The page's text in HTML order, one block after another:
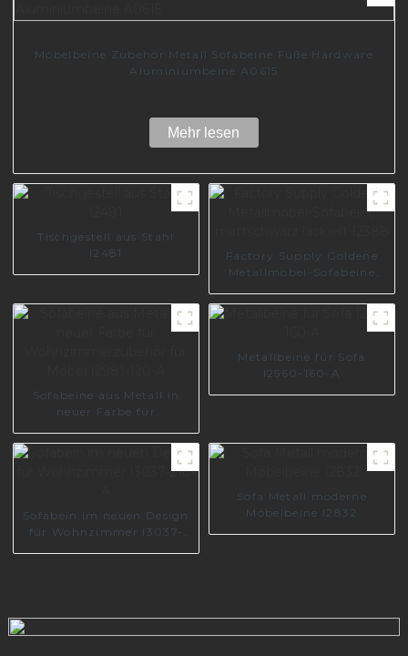
Möbelbeine Zubehör Metall Sofabeine Füße Hardware
Aluminiumbeine A0615
Mehr lesen
Tischgestell aus Stahl
I2481
Factory Supply Goldene
Metallmöbel-Sofabeine
I2388
Sofabeine aus Metall in
neuer Farbe für
Möbel I2981-120-A
Metallbeine für Sofa
I2560-160-A
Sofabein im neuen Design
für Wohnzimmer I3037-
Sofa Metall moderne
Möbelbeine I2832